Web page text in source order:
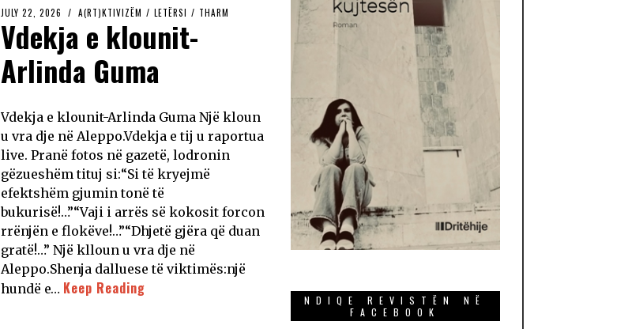
JULY 22, 2026 A(RT)KTIVIZËM / LETËRSI / THARM
Vdekja e klounit-
Arlinda Guma
Vdekja e klounit-Arlinda Guma Një kloun
u vra dje në Aleppo.Vdekja e tij u raportua
live. Pranë fotos në gazetë, lodronin
gëzueshëm tituj si:“Si të kryejmë
efektshëm gjumin tonë të
bukurisë!…”“Vaji i arrës së kokosit forcon
rrënjën e flokëve!…”“Dhjetë gjëra që duan
gratë!…” Një klloun u vra dje në
Aleppo.Shenja dalluese të viktimës:një
hundë e… Keep Reading
NDIQE REVISTËN NË
FACEBOOK